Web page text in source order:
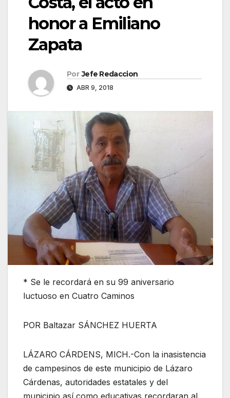
honor a Emiliano
Zapata
Por Jefe Redaccion
ABR 9, 2018
* Se le recordará en su 99 aniversario
luctuoso en Cuatro Caminos
POR Baltazar SÁNCHEZ HUERTA
LÁZARO CÁRDENS, MICH.-Con la inasistencia
de campesinos de este municipio de Lázaro
Cárdenas, autoridades estatales y del